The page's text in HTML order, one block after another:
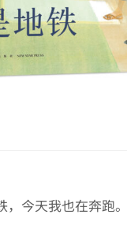
今天我也在奔跑。